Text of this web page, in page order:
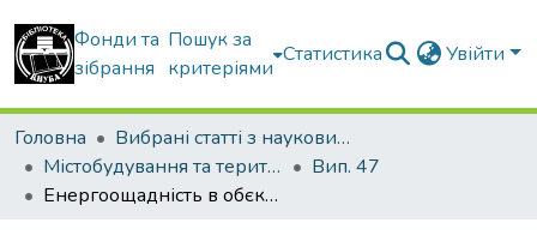
Фонди та
зібрання
Пошук за
критеріями
Статистика Увійти
Головна
Вибрані статті з наукових збірників КНУБА
Містобудування та територіальне планування
Вип. 47
Енергоощадність в обєктах еко-архітектури